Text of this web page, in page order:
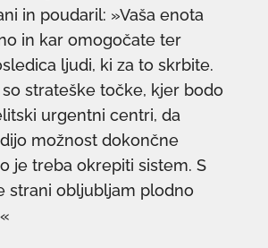
in poudaril: »Vaša enota
in kar omogočate ter
ljudi, ki za to skrbite.
strateške točke, kjer bodo
urgentni centri, da
možnost dokončne
je treba okrepiti sistem. S
strani obljubljam plodno